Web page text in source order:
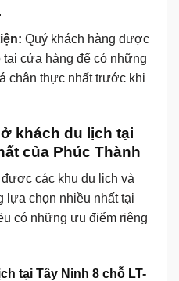
Quý khách hàng được
tại cửa hàng để có những
chân thực nhất trước khi
khách du lịch tại
của Phúc Thành
các khu du lịch và
lựa chọn nhiều nhất tại
có những ưu điểm riêng
tại Tây Ninh 8 chỗ LT-